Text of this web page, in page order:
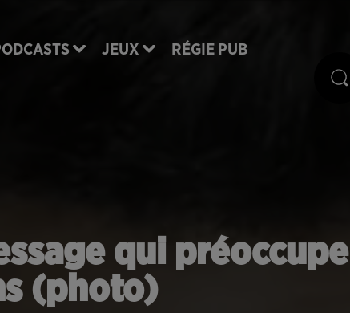
JEUX RÉGIE PUB
qui préoccupe
(photo)